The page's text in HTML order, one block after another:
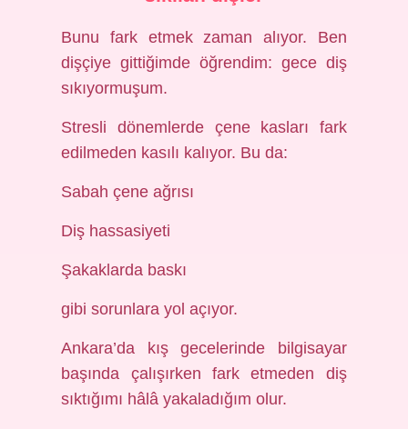
Bunu fark etmek zaman alıyor. Ben
dişçiye gittiğimde öğrendim: gece diş
sıkıyormuşum.
Stresli dönemlerde çene kasları fark
edilmeden kasılı kalıyor. Bu da:
Sabah çene ağrısı
Diş hassasiyeti
Şakaklarda baskı
gibi sorunlara yol açıyor.
Ankara’da kış gecelerinde bilgisayar
başında çalışırken fark etmeden diş
sıktığımı hâlâ yakaladığım olur.